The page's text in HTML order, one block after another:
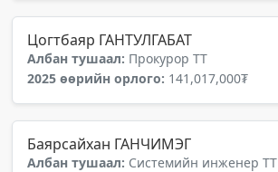
Цогтбаяр ГАНТУЛГАБАТ
Албан тушаал: Прокурор ТТ
2025 өөрийн орлого: 141,017,000₮
Баярсайхан ГАНЧИМЭГ
Албан тушаал: Системийн инженер ТТ